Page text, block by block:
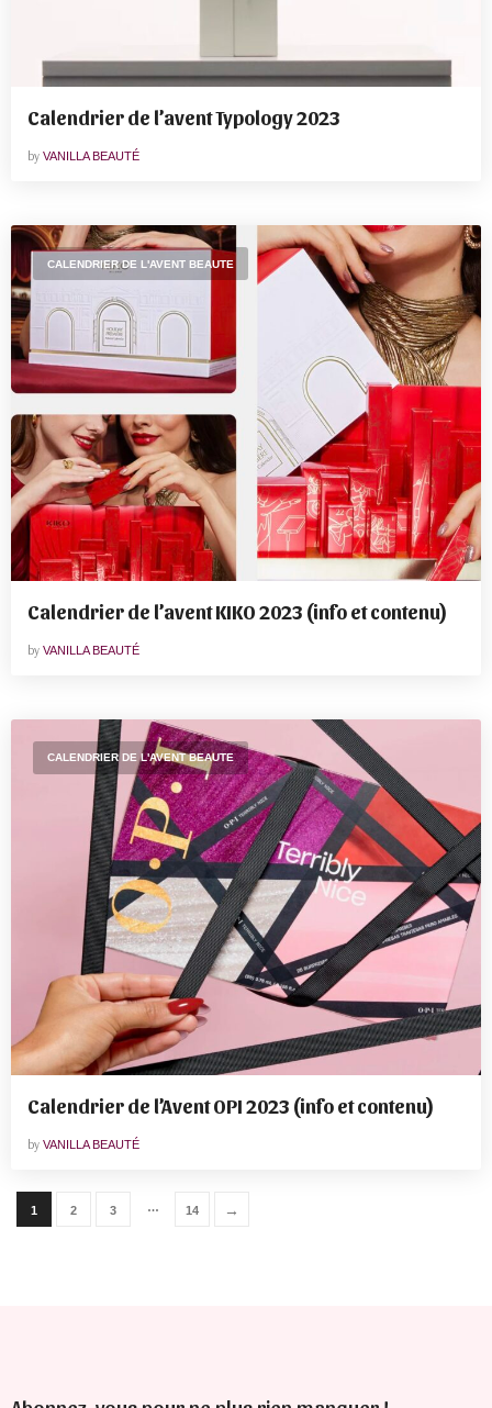
Calendrier de l’avent Typology 2023
by VANILLA BEAUTÉ
CALENDRIER DE L'AVENT BEAUTE
Calendrier de l’avent KIKO 2023 (info et contenu)
by VANILLA BEAUTÉ
CALENDRIER DE L'AVENT BEAUTE
Calendrier de l’Avent OPI 2023 (info et contenu)
by VANILLA BEAUTÉ
1 2 3 … 14 →